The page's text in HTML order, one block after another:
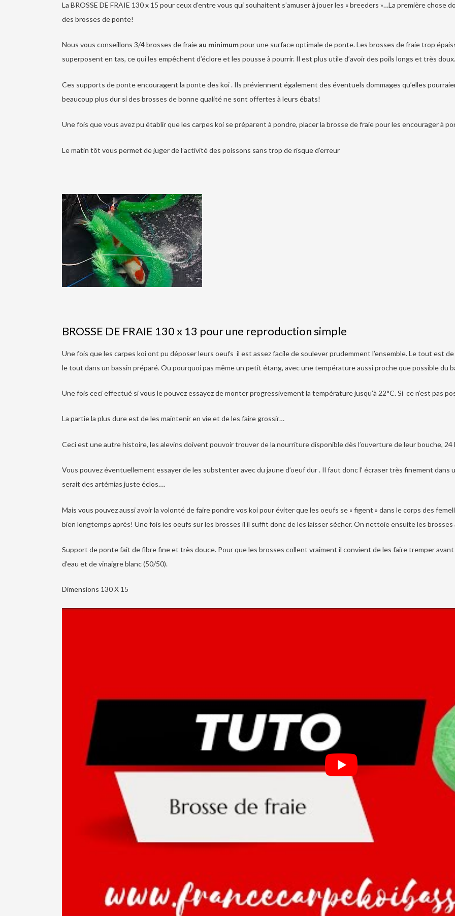
La BROSSE DE FRAIE 130 x 15 pour ceux d’entre vous qui souhaitent s’amuser à jouer les « breeders »…La première
des brosses de ponte!
Nous vous conseillons 3/4 brosses de fraie au minimumpour une surface optimale de ponte. Les brosses de fraie trop
superposent en tas, ce qui les empêchent d’éclore et les pousse à pourrir. Il est plus utile d’avoir des poils longs et très doux.
Ces supports de ponte encouragent la ponte des koi . Ils préviennent également des éventuels dommages qu’elles
beaucoup plus dur si des brosses de bonne qualité ne sont offertes à leurs ébats!
Une fois que vous avez pu établir que les carpes koi se préparent à pondre, placer la brosse de fraie pour les encourager à
Le matin tôt vous permet de juger de l’activité des poissons sans trop de risque d’erreur
BROSSE DE FRAIE 130 x 13 pour une reproduction simple
Une fois que les carpes koi ont pu déposer leurs oeufs il est assez facile de soulever prudemment l’ensemble. Le tout est
le tout dans un bassin préparé. Ou pourquoi pas même un petit étang, avec une température aussi proche que possible du
Une fois ceci effectué si vous le pouvez essayez de monter progressivement la température jusqu’à 22°C. Si ce n’est pas
La partie la plus dure est de les maintenir en vie et de les faire grossir…
Ceci est une autre histoire, les alevins doivent pouvoir trouver de la nourriture disponible dès l’ouverture de leur bouche, 24
Vous pouvez éventuellement essayer de les substenter avec du jaune d’oeuf dur . Il faut donc l’ écraser très finement dans
serait des artémias juste éclos….
Mais vous pouvez aussi avoir la volonté de faire pondre vos koi pour éviter que les oeufs se « figent » dans le corps des
bien longtemps après! Une fois les oeufs sur les brosses il il suffit donc de les laisser sécher. On nettoie ensuite les brosses
Support de ponte fait de fibre fine et très douce. Pour que les brosses collent vraiment il convient de les faire tremper
d’eau et de vinaigre blanc (50/50).
Dimensions 130 X 15